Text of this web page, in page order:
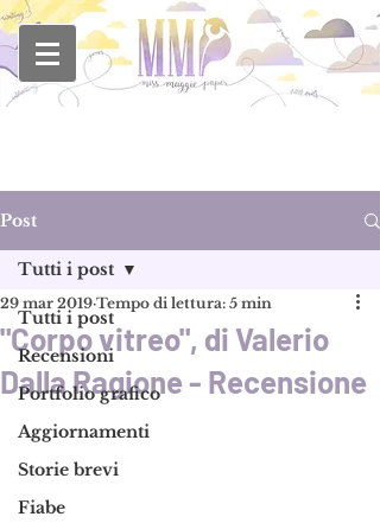
Post
Tutti i post
Recensioni
Portfolio grafico
Aggiornamenti
Storie brevi
Fiabe
Tutti i post
"Corpo vitreo", di Valerio
Dalla Ragione - Recensione
29 mar 2019 Tempo di lettura: 5 min